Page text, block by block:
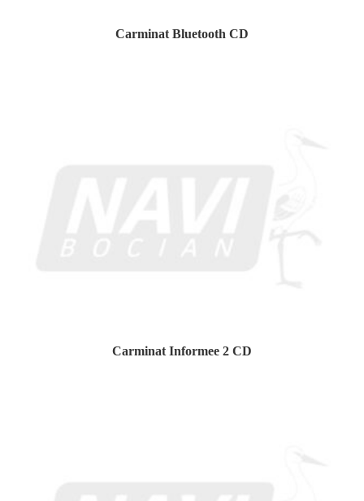
Carminat Bluetooth CD
Carminat Informee 2 CD